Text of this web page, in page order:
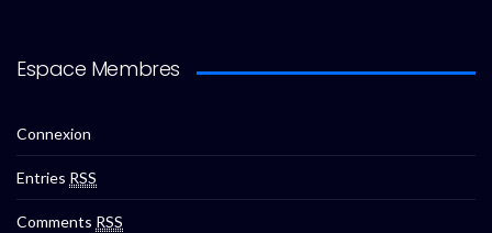
Espace Membres
Connexion
Entries RSS
Comments RSS